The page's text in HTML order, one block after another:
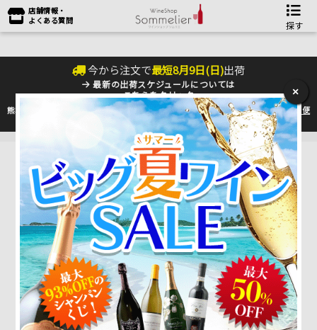
店舗情報・
よくある質問
探す
今から注文で最短8月9日(日)出荷
最新の出荷スケジュールについては
こちらをクリック
熊本地震の影響により九州への配送に遅れが生じております。最新情報は佐川急便
のHP
をご確認下さい。
×